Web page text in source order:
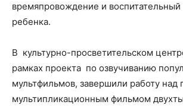
времяпровождение и
ребенка.
В культурно-просветительском
рамках проекта по озвучиванию
мультфильмов, завершили работу над
мультипликационным фильмом